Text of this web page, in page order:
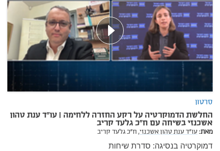
סרטון
החלשת הדמוקרטיה על רקע החזרה ללחימה | עו"ד ענת טהון
אשכנזי בשיחה עם ח"כ גלעד קריב
מאת:עו"ד ענת טהון אשכנזי,ח"כ גלעד קריב
דמוקרטיה בנסיגה: סדרת שיחות